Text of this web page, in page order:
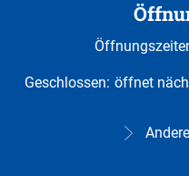
Klicken, um weitere
Geschlossen: öffnet